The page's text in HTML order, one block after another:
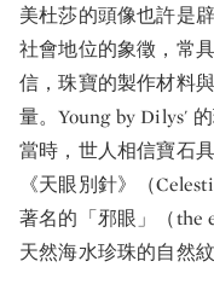
美杜莎的頭像也許是
社會地位的象徵，常
信，珠寶的製作材料
量。Young by Dilys'
當時，世人相信寶石
《天眼別針》（
著名的「邪眼」（the
天然海水珍珠的自然